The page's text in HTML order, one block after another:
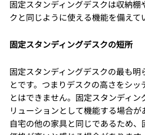
固定スタンディングデスクは収納棚
クと同じように使える機能を備えて
固定スタンディングデスクの短所
固定スタンディングデスクの最も
とです。つまりデスクの高さをシ
とはできません。固定スタンディン
リューションとして機能する場合
自宅の他の家具と同じであるため